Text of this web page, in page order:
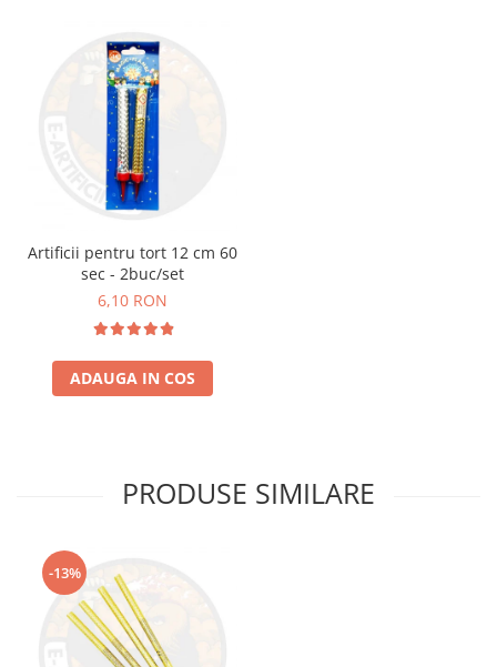
Artificii pentru tort 12 cm 60
sec - 2buc/set
6,10 RON
ADAUGA IN COS
PRODUSE SIMILARE
-13%